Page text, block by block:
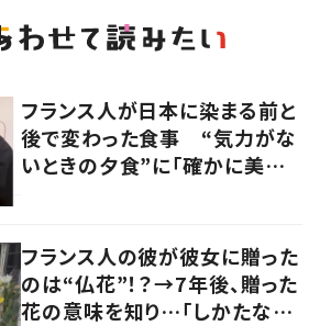
フランス人が日本に染まる前と
後で変わった食事 “気力がな
いときの夕食”に「確かに美味
フランス人の彼が彼女に贈った
のは“仏花”！？→7年後、贈った
花の意味を知り…「しかたな